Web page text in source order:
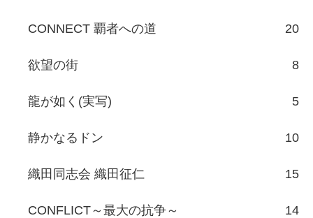
CONNECT 覇者への道 20
欲望の街 8
龍が如く(実写) 5
静かなるドン 10
織田同志会 織田征仁 15
CONFLICT～最大の抗争～ 14